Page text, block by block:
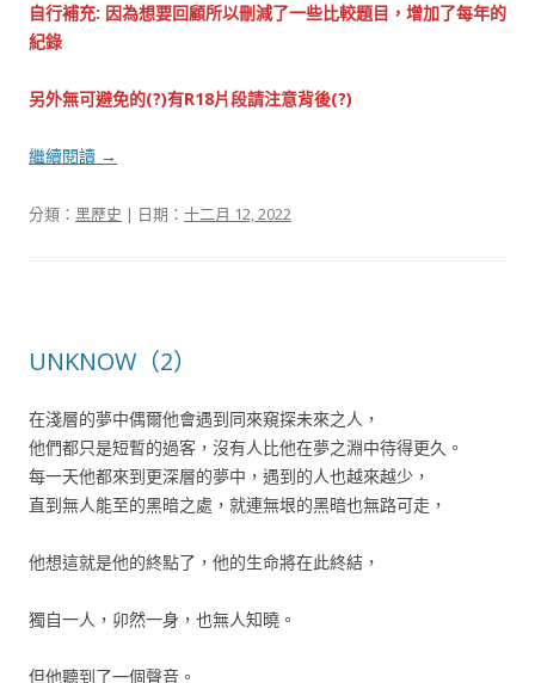
自行補充: 因為想要回顧所以刪減了一些比較題目，增加了每年的
紀錄
另外無可避免的(?)有R18片段請注意背後(?)
繼續閱讀 →
分類： 黑歷史 | 日期： 十二月 12, 2022
UNKNOW（2）
在淺層的夢中偶爾他會遇到同來窺探未來之人，
他們都只是短暫的過客，沒有人比他在夢之淵中待得更久。
每一天他都來到更深層的夢中，遇到的人也越來越少，
直到無人能至的黑暗之處，就連無垠的黑暗也無路可走，
他想這就是他的終點了，他的生命將在此終結，
獨自一人，卯然一身，也無人知曉。
但他聽到了一個聲音。